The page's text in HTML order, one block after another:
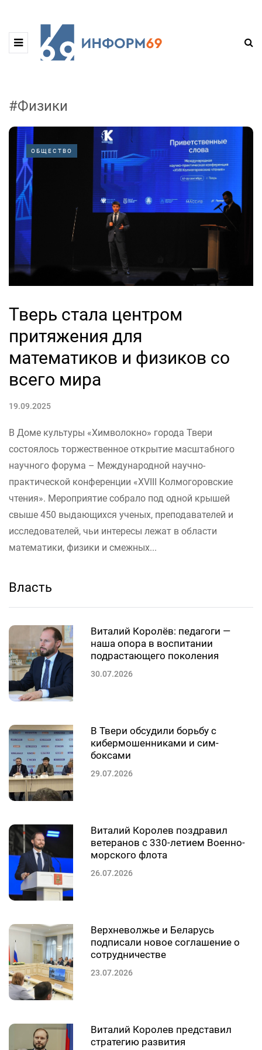
#Физики
ОБЩЕСТВО
Тверь стала центром
притяжения для
математиков и физиков со
всего мира
19.09.2025
В Доме культуры «Химволокно» города Твери
состоялось торжественное открытие масштабного
научного форума – Международной научно-
практической конференции «XVIII Колмогоровские
чтения». Мероприятие собрало под одной крышей
свыше 450 выдающихся ученых, преподавателей и
исследователей, чьи интересы лежат в области
математики, физики и смежных...
Власть
Виталий Королёв: педагоги —
наша опора в воспитании
подрастающего поколения
30.07.2026
В Твери обсудили борьбу с
кибермошенниками и сим-
боксами
29.07.2026
Виталий Королев поздравил
ветеранов с 330-летием Военно-
морского флота
26.07.2026
Верхневолжье и Беларусь
подписали новое соглашение о
сотрудничестве
23.07.2026
Виталий Королев представил
стратегию развития